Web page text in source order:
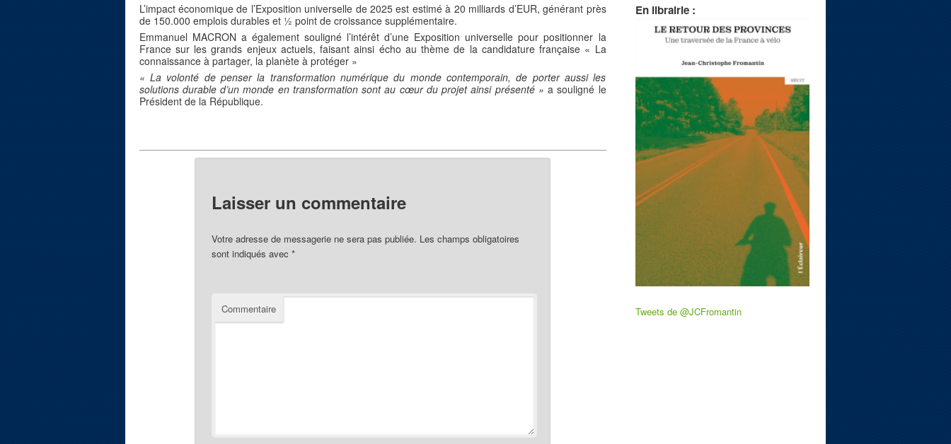
L’impact économique de l’Exposition universelle de 2025 est estimé à 20 milliards d’EUR, générant près
de 150.000 emplois durables et ½ point de croissance supplémentaire.
Emmanuel MACRON a également souligné l’intérêt d’une Exposition universelle pour positionner la
France sur les grands enjeux actuels, faisant ainsi écho au thème de la candidature française « La
connaissance à partager, la planète à protéger »
« La volonté de penser la transformation numérique du monde contemporain, de porter aussi les
solutions durable d’un monde en transformation sont au cœur du projet ainsi présenté » a souligné le
Président de la République.
Laisser un commentaire
Votre adresse de messagerie ne sera pas publiée. Les champs obligatoires
sont indiqués avec*
Commentaire
En librairie :
Tweets de @JCFromantin